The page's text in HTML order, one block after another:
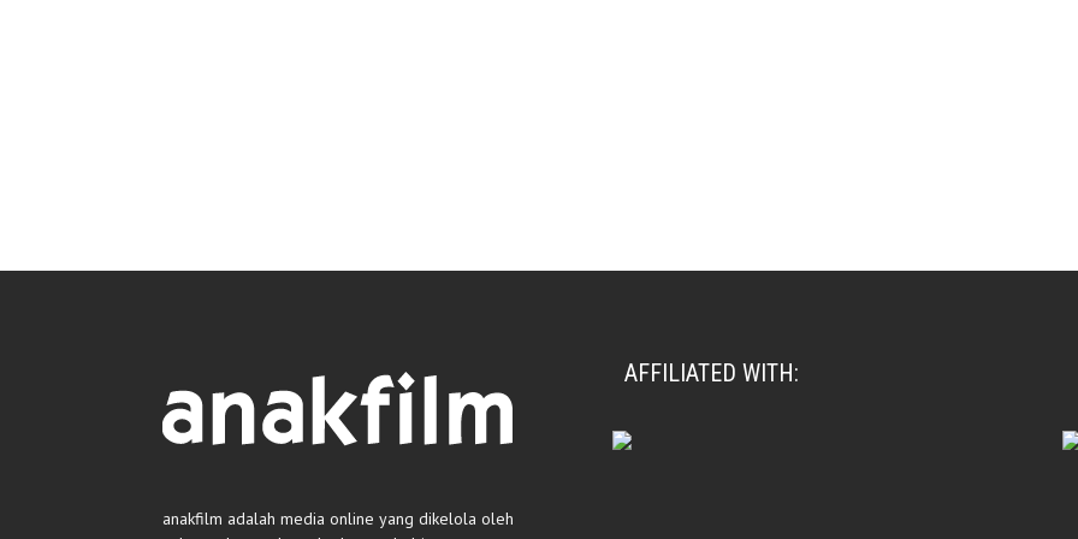
anakfilm adalah media online yang dikelola oleh
AFFILIATED WITH: